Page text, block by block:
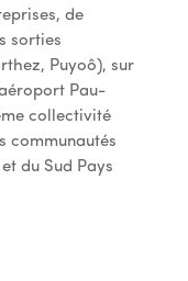
de
sorties
Puyoô), sur
Pau-
collectivité
communautés
du Sud Pays